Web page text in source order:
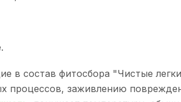
в состав фитосбора "Чистые
процессов, заживлению